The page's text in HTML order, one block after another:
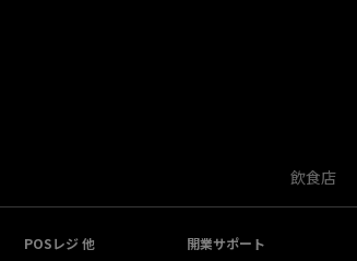
飲食店
POSレジ 他
開業サポート